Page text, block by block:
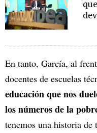
En tanto, García, al
docentes de escuelas
educación que nos
los números de la
tenemos una historia de